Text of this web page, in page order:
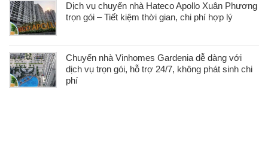
Dịch vụ chuyển nhà Hateco Apollo Xuân Phương
trọn gói – Tiết kiệm thời gian, chi phí hợp lý
Chuyển nhà Vinhomes Gardenia dễ dàng với
dịch vụ trọn gói, hỗ trợ 24/7, không phát sinh chi
phí